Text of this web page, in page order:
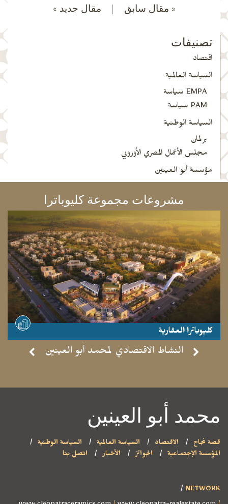
« مقال سابق | مقال جديد »
تصنيفات
اقتصاد
السياسة العالمية
EMPA سياسة
PAM سياسة
السياسة الوطنية
برلمان
مجلس الأعمال المصري الأوروبي
مؤسسة أبو العينين
مشروعات مجموعة كليوباترا
كليوباترا العقارية
- موقع مشاهدة -النشاط الاقتصادي لمحمد أبو العينين
محمد أبو العينين
قصة نجاح الاقتصاد السياسة العالمية
السياسة الوطنية
المؤسسة الإجتماعية
الجوائز الأخبار اتصل بنا
NETWORK